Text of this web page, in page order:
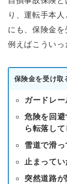
り、運転手本
にも、保険金を
例えばこういっ
保険金を受け取
ガードレ
危険を回
ら転落して
雪道で滑っ
止まって
突然道路